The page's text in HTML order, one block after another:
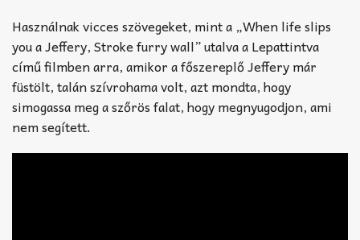
Használnak vicces szövegeket, mint a „When life slips
you a Jeffery, Stroke furry wall” utalva a Lepattintva
című filmben arra, amikor a főszereplő ​Jeffery már
füstölt, talán szívrohama volt, azt mondta, hogy
simogassa meg a szőrös falat, hogy megnyugodjon, ami
nem segített.